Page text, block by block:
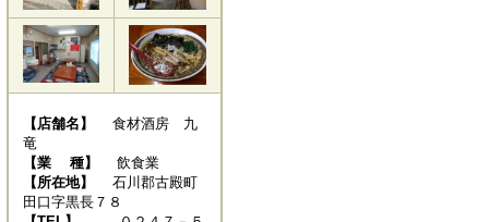
【店舗名】
食材酒房 九
竜
【業 種】
飲食業
【所在地】
石川郡古殿町
田口字黒長７８